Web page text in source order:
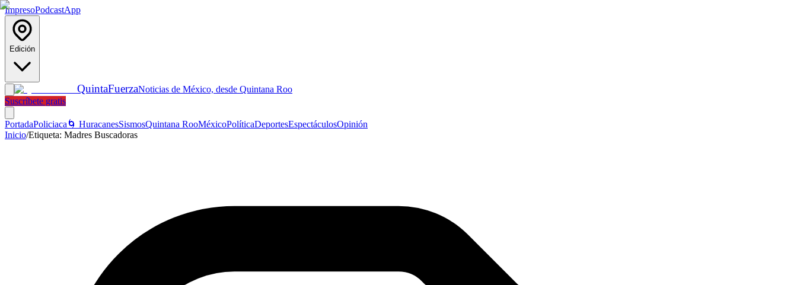
ImpresoPodcastApp
Edición
QuintaFuerzaNoticias de México, desde Quintana Roo
Suscríbete gratis
PortadaPoliciaca 🌀 HuracanesSismosQuintana RooMéxicoPolíticaDeportesEspectáculosOpinión
Inicio/Etiqueta: Madres Buscadoras